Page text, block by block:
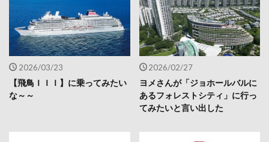
2026/03/23
【飛鳥ＩＩＩ】に乗ってみたい
な～～
2026/02/27
ヨメさんが「ジョホールバルに
あるフォレストシティ」に行っ
てみたいと言い出した